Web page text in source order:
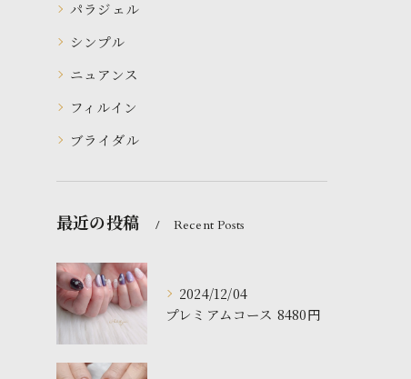
パラジェル
シンプル
ニュアンス
フィルイン
ブライダル
最近の投稿 Recent Posts
2024/12/04
プレミアムコース 8480円